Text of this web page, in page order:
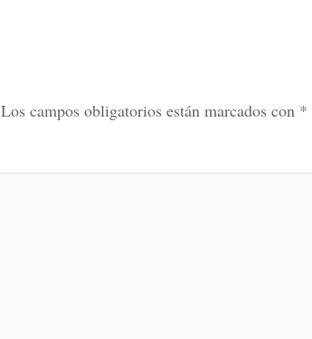
Los campos obligatorios están marcados con *